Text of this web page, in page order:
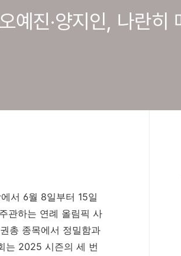
진·양지인, 나란히
서 6월 8일부터 15일
관하는 연례 올림픽 사
총 종목에서 정밀함과
는 2025 시즌의 세 번